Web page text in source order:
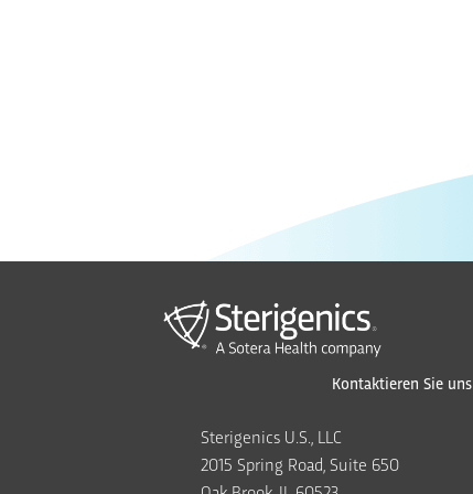
Kontaktieren Sie uns
Sterigenics U.S., LLC
2015 Spring Road, Suite 650